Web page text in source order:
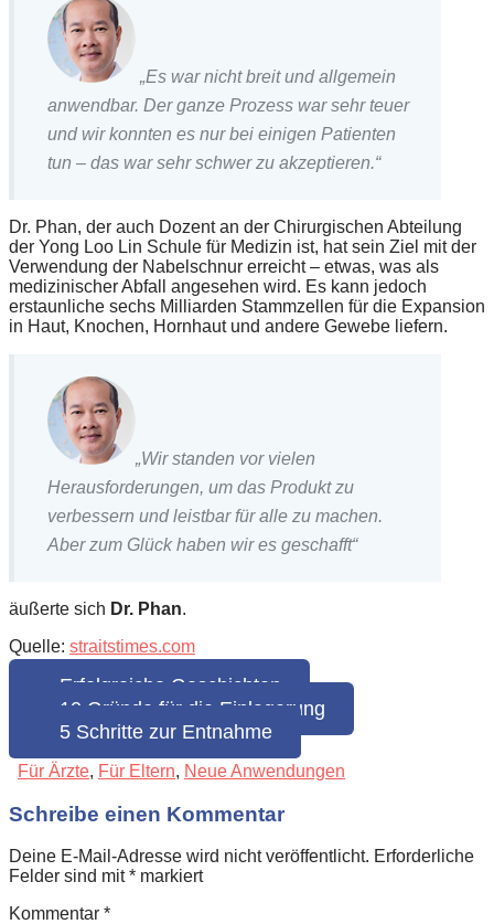
„Es war nicht breit und allgemein
anwendbar. Der ganze Prozess war sehr teuer
und wir konnten es nur bei einigen Patienten
tun – das war sehr schwer zu akzeptieren.“
Dr. Phan, der auch Dozent an der Chirurgischen Abteilung
der Yong Loo Lin Schule für Medizin ist, hat sein Ziel mit der
Verwendung der Nabelschnur erreicht – etwas, was als
medizinischer Abfall angesehen wird. Es kann jedoch
erstaunliche sechs Milliarden Stammzellen für die Expansion
in Haut, Knochen, Hornhaut und andere Gewebe liefern.
„Wir standen vor vielen
Herausforderungen, um das Produkt zu
verbessern und leistbar für alle zu machen.
Aber zum Glück haben wir es geschafft“
äußerte sich Dr. Phan.
Quelle: straitstimes.com
Erfolgreiche Geschichten
10 Gründe für die Einlagerung
5 Schritte zur Entnahme
Für Ärzte, Für Eltern, Neue Anwendungen
Schreibe einen Kommentar
Deine E-Mail-Adresse wird nicht veröffentlicht. Erforderliche
Felder sind mit* markiert
Kommentar *